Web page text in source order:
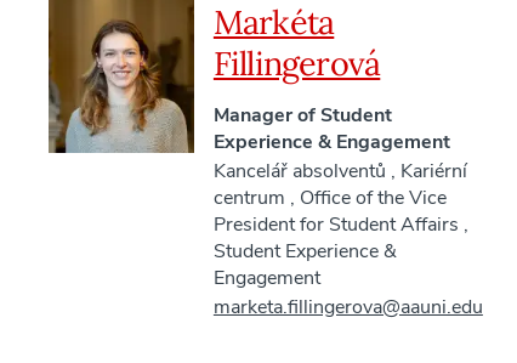
Markéta
Fillingerová
Manager of Student
Experience & Engagement
Kancelář absolventů , Kariérní
centrum , Office of the Vice
President for Student Affairs ,
Student Experience &
Engagement
marketa.fillingerova@aauni.edu